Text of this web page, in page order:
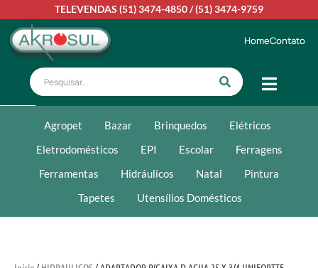
TELEVENDAS (51) 3474-4850/(51) 3474-9759
HomeContato
Agropet Bazar Brinquedos
Elétricos
Eletrodomésticos
EPI Escolar
Ferragens
Ferramentas
Hidráulicos Natal
Pintura
Tapetes
Utensílios Domésticos